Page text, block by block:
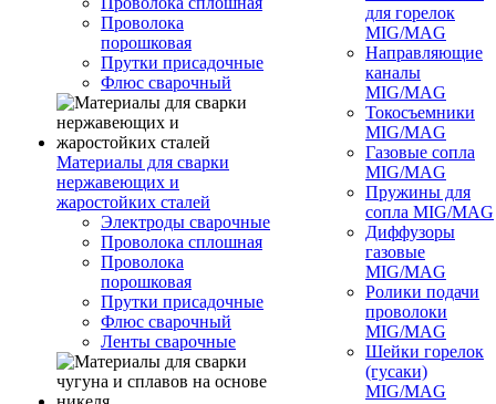
Проволока
порошковая
Прутки присадочные
Флюс сварочный
Материалы для сварки
нержавеющих и
жаростойких сталей
Электроды сварочные
Проволока сплошная
Проволока
порошковая
Прутки присадочные
Флюс сварочный
Ленты сварочные
для горелок
MIG/MAG
Направляющие
каналы
MIG/MAG
Токосъемники
MIG/MAG
Газовые сопла
MIG/MAG
Пружины для
сопла MIG/MAG
Диффузоры
газовые
MIG/MAG
Ролики подачи
проволоки
MIG/MAG
Шейки горелок
(гусаки)
MIG/MAG